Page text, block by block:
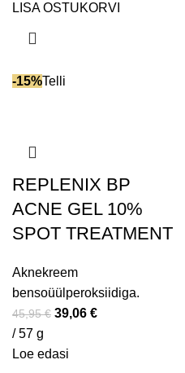
Niatsiinamiid (vit B3)
Omega-6
Piimhape (31)
Põdrakanep (7)
Polüsahhariidid (8)
Postbiootikumid
Prebiootikumid
Probiootikumid
LISA OSTUKORVI
-15%Telli
REPLENIX BP
ACNE GEL 10%
SPOT TREATMENT
Aknekreem
bensoüülperoksiidiga.
45,95€ 39,06 €
/ 57 g
Loe edasi